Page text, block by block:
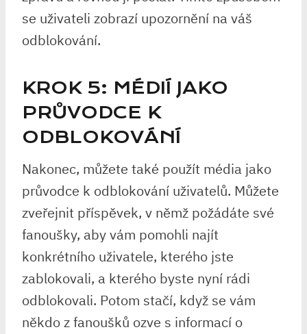
se uživateli zobrazí upozornění na váš
odblokování.
KROK 5: MÉDIÍ JAKO
PRŮVODCE K
ODBLOKOVÁNÍ
Nakonec, můžete také použít média jako
průvodce k odblokování uživatelů. Můžete
zveřejnit příspěvek, v němž požádáte své
fanoušky, aby vám pomohli najít
konkrétního uživatele, kterého jste
zablokovali, a kterého byste nyní rádi
odblokovali. Potom stačí, když se vám
někdo z fanoušků ozve s informací o